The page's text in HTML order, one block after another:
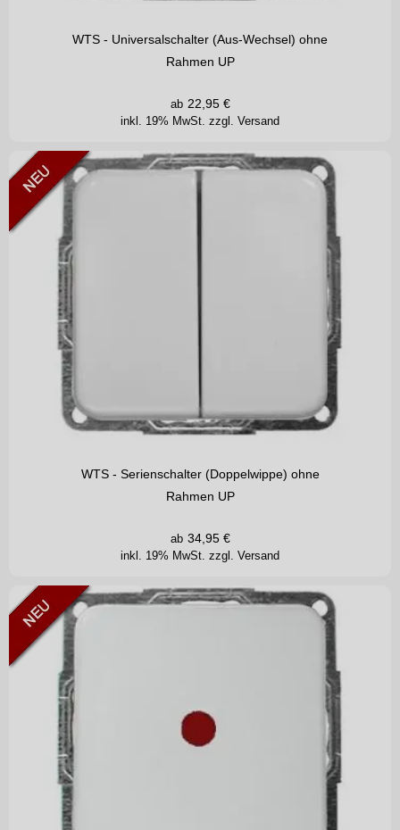
WTS - Universalschalter (Aus-Wechsel) ohne
Rahmen UP
inkl. 19% MwSt. zzgl. Versand
ab 22,95€
WTS - Serienschalter (Doppelwippe) ohne
Rahmen UP
inkl. 19% MwSt. zzgl. Versand
ab 34,95€